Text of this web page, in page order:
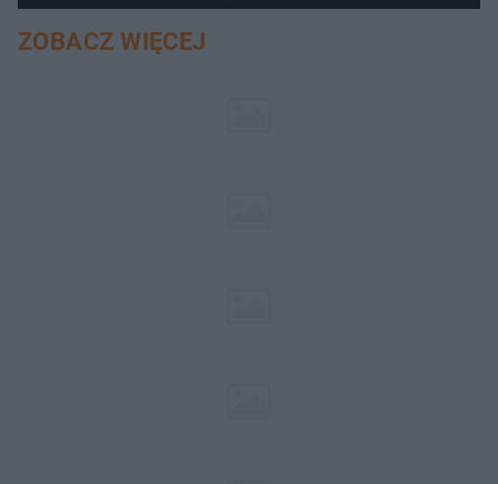
ZOBACZ WIĘCEJ